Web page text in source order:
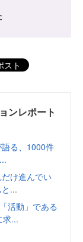
スト
ンレポート
語る、1000件
だけ進んでい
...
活動」である
求...